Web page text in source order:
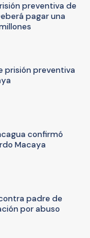
preventiva de
pagar una
prisión preventiva
confirmó
Macaya
padre de
por abuso